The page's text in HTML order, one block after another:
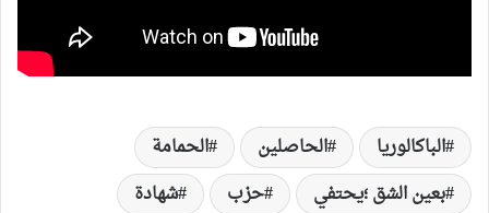
الباكالوريا الحاصلين
الحمامة
بعين الشق ؛يحتفي
حزب شهادة